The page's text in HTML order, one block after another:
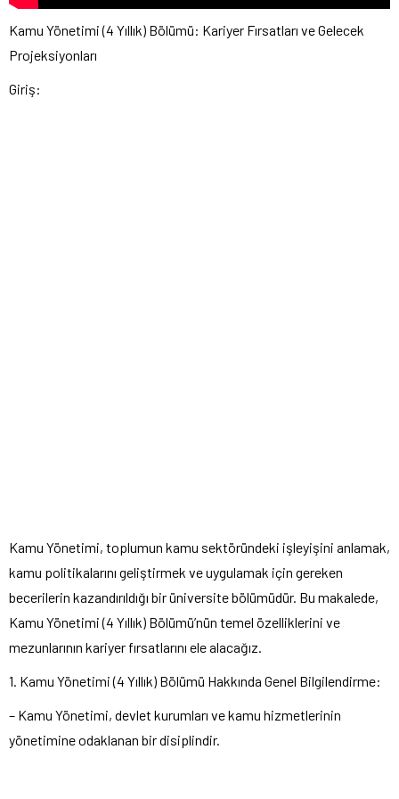
Kamu Yönetimi (4 Yıllık) Bölümü: Kariyer Fırsatları ve Gelecek
Projeksiyonları
Giriş:
Kamu Yönetimi, toplumun kamu sektöründeki işleyişini anlamak,
kamu politikalarını geliştirmek ve uygulamak için gereken
becerilerin kazandırıldığı bir üniversite bölümüdür. Bu makalede,
Kamu Yönetimi (4 Yıllık) Bölümü’nün temel özelliklerini ve
mezunlarının kariyer fırsatlarını ele alacağız.
1. Kamu Yönetimi (4 Yıllık) Bölümü Hakkında Genel Bilgilendirme:
– Kamu Yönetimi, devlet kurumları ve kamu hizmetlerinin
yönetimine odaklanan bir disiplindir.